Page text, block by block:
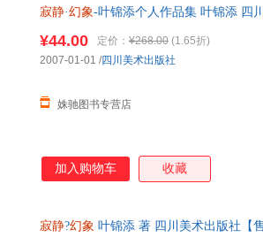
寂静·幻象-叶锦添个人作品集 叶锦添 四
¥44.00 定价： ¥268.00 (1.65折)
姝驰图书专营店
2007-01-01 /四川美术出版社
加入购物车 收藏
寂静?幻象 叶锦添 著 四川美术出版社【